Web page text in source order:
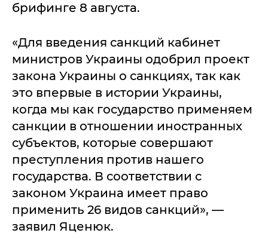
брифинге 8 августа.
«Для введения санкций кабинет
министров Украины одобрил проект
закона Украины о санкциях, так как
это впервые в истории Украины,
когда мы как государство применяем
санкции в отношении иностранных
субъектов, которые совершают
преступления против нашего
государства. В соответствии с
законом Украина имеет право
применить 26 видов санкций», —
заявил Яценюк.